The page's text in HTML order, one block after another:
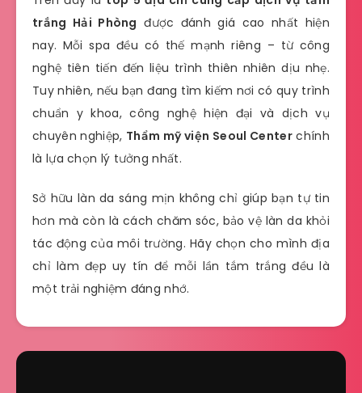
trắng Hải Phòng được đánh giá cao nhất hiện
nay. Mỗi spa đều có thế mạnh riêng – từ công
nghệ tiên tiến đến liệu trình thiên nhiên dịu nhẹ.
Tuy nhiên, nếu bạn đang tìm kiếm nơi có quy trình
chuẩn y khoa, công nghệ hiện đại và dịch vụ
chuyên nghiệp, Thẩm mỹ viện Seoul Centerchính
là lựa chọn lý tưởng nhất.
Sở hữu làn da sáng mịn không chỉ giúp bạn tự tin
hơn mà còn là cách chăm sóc, bảo vệ làn da khỏi
tác động của môi trường. Hãy chọn cho mình địa
chỉ làm đẹp uy tín để mỗi lần tắm trắng đều là
một trải nghiệm đáng nhớ.